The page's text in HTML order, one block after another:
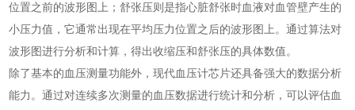
位置之前的波形图上；舒张压则是指心脏舒张时血液对血管壁产生的
小压力值，它通常出现在平均压力位置之后的波形图上。通过算法对
波形图进行分析和计算，得出收缩压和舒张压的具体数值。
除了基本的血压测量功能外，现代血压计芯片还具备强大的数据分析
能力。通过对连续多次测量的血压数据进行统计和分析，可以评估血